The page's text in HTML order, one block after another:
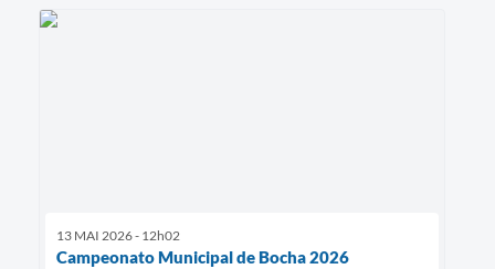
13 MAI 2026 - 12h02
Campeonato Municipal de Bocha 2026